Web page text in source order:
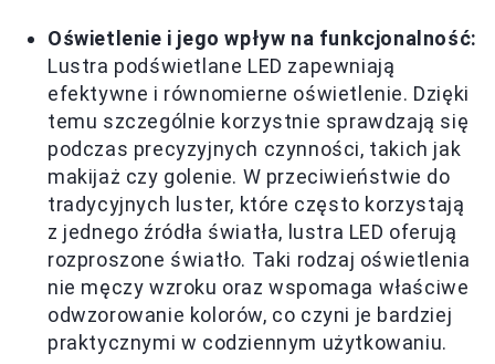
Oświetlenie i jego wpływ na funkcjonalność:
Lustra podświetlane LED zapewniają
efektywne i równomierne oświetlenie. Dzięki
temu szczególnie korzystnie sprawdzają się
podczas precyzyjnych czynności, takich jak
makijaż czy golenie. W przeciwieństwie do
tradycyjnych luster, które często korzystają
z jednego źródła światła, lustra LED oferują
rozproszone światło. Taki rodzaj oświetlenia
nie męczy wzroku oraz wspomaga właściwe
odwzorowanie kolorów, co czyni je bardziej
praktycznymi w codziennym użytkowaniu.